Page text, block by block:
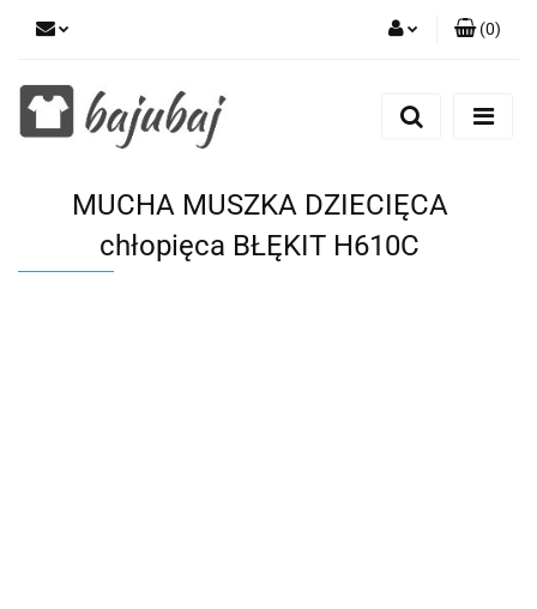
Zarejestruj się
Zgody cookies
(0)
MUCHA MUSZKA DZIECIĘCA
chłopięca BŁĘKIT H610C